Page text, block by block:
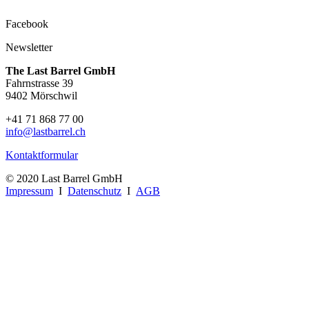
Facebook
Newsletter
The Last Barrel GmbH
Fahrnstrasse 39
9402 Mörschwil
+41 71 868 77 00
info@lastbarrel.ch
Kontaktformular
© 2020 Last Barrel GmbH
Impressum I Datenschutz I AGB